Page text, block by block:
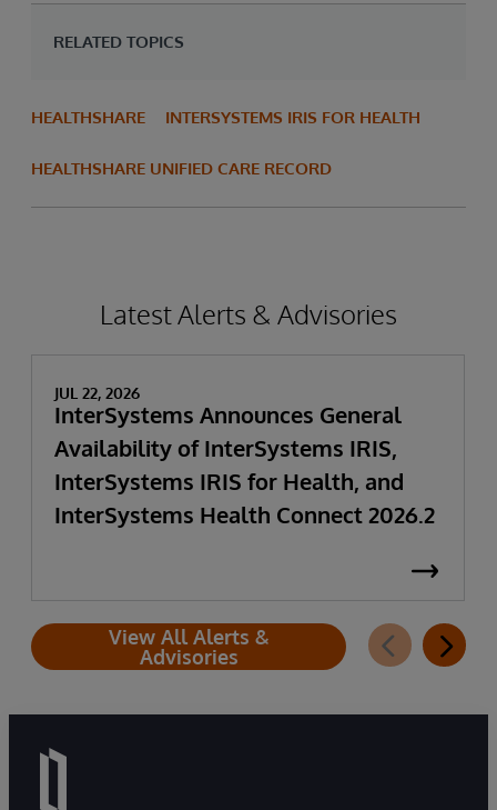
RELATED TOPICS
HEALTHSHARE INTERSYSTEMS IRIS FOR HEALTH
HEALTHSHARE UNIFIED CARE RECORD
Latest Alerts & Advisories
JUL 22, 2026
InterSystems Announces General
Availability of InterSystems IRIS,
InterSystems IRIS for Health, and
InterSystems Health Connect 2026.2
View All Alerts &
Advisories